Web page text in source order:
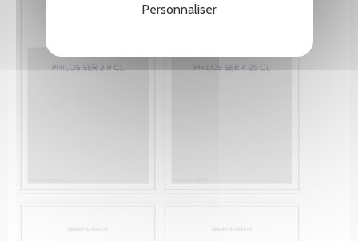
Personnaliser